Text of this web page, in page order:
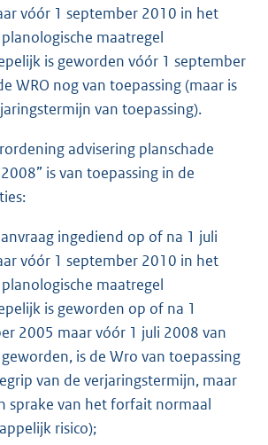
vóór 1 september 2010 in het
maatregel
is geworden vóór 1 september
WRO nog van toepassing (maar is
van toepassing).
advisering planschade
is van toepassing in de
ingediend op of na 1 juli
vóór 1 september 2010 in het
maatregel
is geworden op of na 1
2005 maar vóór 1 juli 2008 van
is de Wro van toepassing
van de verjaringstermijn, maar
sprake van het forfait normaal
risico);